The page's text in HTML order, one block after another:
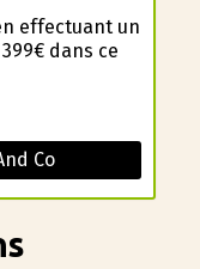
effectuant un
dans ce
Co